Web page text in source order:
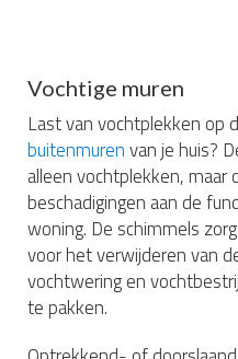
Vochtige muren
Last van vochtplekken op
buitenmurenvan je huis?
alleen vochtplekken, maar
beschadigingen aan de
woning. De schimmels
voor het verwijderen van
vochtwering en
te pakken.